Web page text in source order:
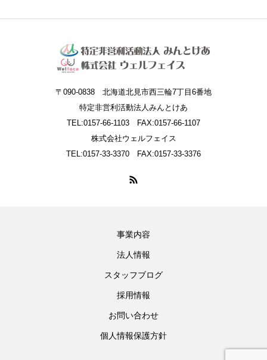
〒090-0838 北海道北見市西三輪7丁目6番地
特定非営利活動法人みんとけあ
TEL:0157-66-1103 FAX:0157-66-1107
株式会社ウェルフェイス
TEL:0157-33-3370 FAX:0157-33-3376
事業内容
法人情報
スタッフブログ
採用情報
お問い合わせ
個人情報保護方針